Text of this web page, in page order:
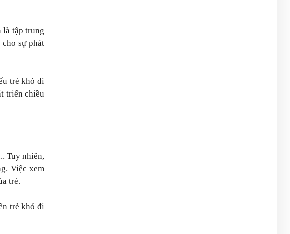
là tập trung
sự phát
trẻ khó đi
triển chiều
Tuy nhiên,
Việc xem
trẻ.
trẻ khó đi